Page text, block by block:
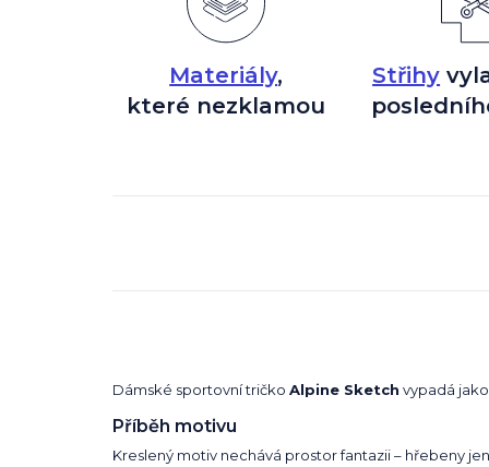
Materiály,
které nezklamou
Střihy
Dámské sportovní tričko Alpine Sketch vypadá
Příběh motivu
Kreslený motiv nechává prostor fantazii – hřebeny